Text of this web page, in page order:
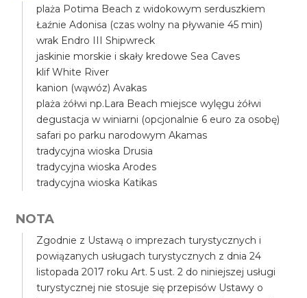
plaża Potima Beach z widokowym serduszkiem
Łaźnie Adonisa (czas wolny na pływanie 45 min)
wrak Endro III Shipwreck
jaskinie morskie i skały kredowe Sea Caves
klif White River
kanion (wąwóz) Avakas
plaża żółwi np.Lara Beach miejsce wylęgu żółwi
degustacja w winiarni (opcjonalnie 6 euro za osobę)
safari po parku narodowym Akamas
tradycyjna wioska Drusia
tradycyjna wioska Arodes
tradycyjna wioska Katikas
NOTA
Zgodnie z Ustawą o imprezach turystycznych i
powiązanych usługach turystycznych z dnia 24
listopada 2017 roku Art. 5 ust. 2 do niniejszej usługi
turystycznej nie stosuje się przepisów Ustawy o